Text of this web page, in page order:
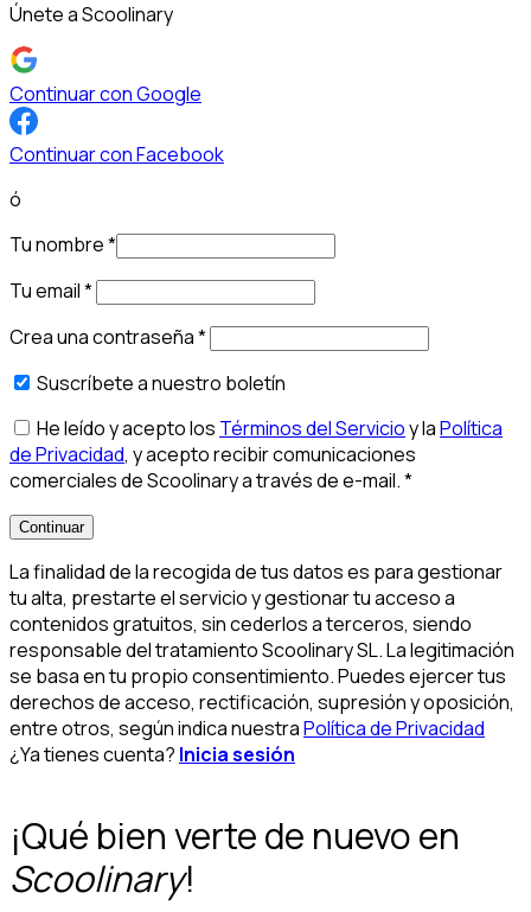
Únete a Scoolinary
Continuar con Google
Continuar con Facebook
ó
Tu nombre*
Tu email*
Crea una contraseña*
Suscríbete a nuestro boletín
He leído y acepto los Términos del Servicioy laPolítica
de Privacidad, y acepto recibir comunicaciones
comerciales de Scoolinary a través de e-mail.*
Continuar
La finalidad de la recogida de tus datos es para gestionar
tu alta, prestarte el servicio y gestionar tu acceso a
contenidos gratuitos, sin cederlos a terceros, siendo
responsable del tratamiento Scoolinary SL. La legitimación
se basa en tu propio consentimiento. Puedes ejercer tus
derechos de acceso, rectificación, supresión y oposición,
entre otros, según indica nuestraPolítica de Privacidad
¿Ya tienes cuenta? Inicia sesión
¡Qué bien verte de nuevo en
Scoolinary!